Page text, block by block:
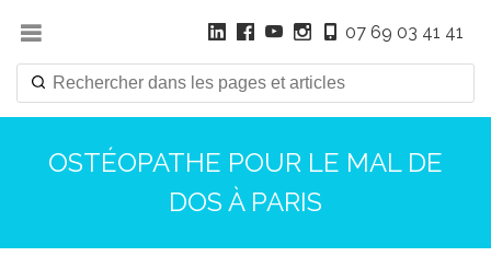
07 69 03 41 41
OSTÉOPATHE POUR LE MAL DE
DOS À PARIS